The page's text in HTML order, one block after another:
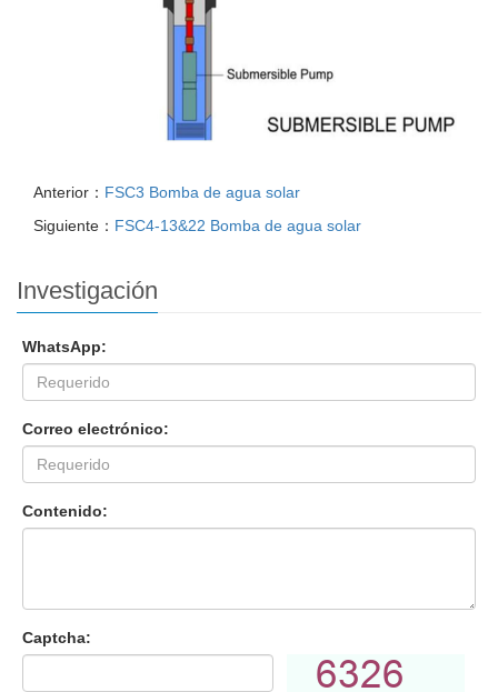
Anterior： FSC3 Bomba de agua solar
Siguiente： FSC4-13&22 Bomba de agua solar
Investigación
WhatsApp:
Correo electrónico:
Contenido:
Captcha: